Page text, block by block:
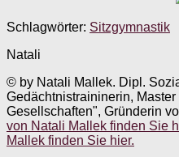
Schlagwörter: Sitzgymnastik
Natali
© by Natali Mallek. Dipl.
Gedächtnistraininerin,
Gesellschaften", Gründerin
von Natali Mallek finden Sie
Mallek finden Sie hier.